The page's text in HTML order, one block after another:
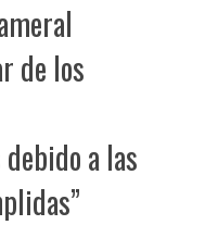
de los
a las